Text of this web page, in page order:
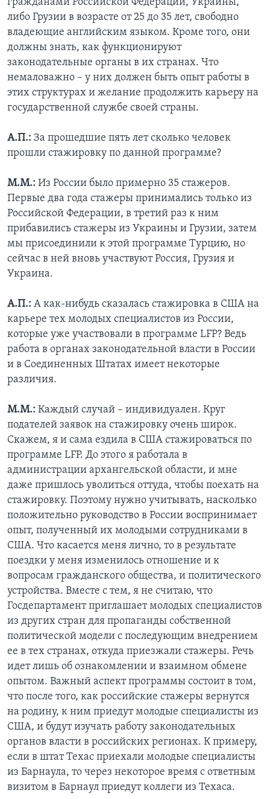
гражданами Российской Федерации, Украины,
либо Грузии в возрасте от 25 до 35 лет, свободно
владеющие английским языком. Кроме того, они
должны знать, как функционируют
законодательные органы в их странах. Что
немаловажно – у них должен быть опыт работы в
этих структурах и желание продолжить карьеру на
государственной службе своей страны.
А.П.: За прошедшие пять лет сколько человек
прошли стажировку по данной программе?
М.М.: Из России было примерно 35 стажеров.
Первые два года стажеры принимались только из
Российской Федерации, в третий раз к ним
прибавились стажеры из Украины и Грузии, затем
мы присоединили к этой программе Турцию, но
сейчас в ней вновь участвуют Россия, Грузия и
Украина.
А.П.: А как-нибудь сказалась стажировка в США на
карьере тех молодых специалистов из России,
которые уже участвовали в программе LFP? Ведь
работа в органах законодательной власти в России
и в Соединенных Штатах имеет некоторые
различия.
М.М.: Каждый случай – индивидуален. Круг
подателей заявок на стажировку очень широк.
Скажем, я и сама ездила в США стажироваться по
программе LFP. До этого я работала в
администрации архангельской области, и мне
даже пришлось уволиться оттуда, чтобы поехать на
стажировку. Поэтому нужно учитывать, насколько
положительно руководство в России воспринимает
опыт, полученный их молодыми сотрудниками в
США. Что касается меня лично, то в результате
поездки у меня изменилось отношение и к
вопросам гражданского общества, и политического
устройства. Вместе с тем, я не считаю, что
Госдепартамент приглашает молодых специалистов
из других стран для пропаганды собственной
политической модели с последующим внедрением
ее в тех странах, откуда приезжали стажеры. Речь
идет лишь об ознакомлении и взаимном обмене
опытом. Важный аспект программы состоит в том,
что после того, как российские стажеры вернутся
на родину, к ним приедут молодые специалисты из
США, и будут изучать работу законодательных
органов власти в российских регионах. К примеру,
если в штат Техас приехали молодые специалисты
из Барнаула, то через некоторое время с ответным
визитом в Барнаул приедут коллеги из Техаса.